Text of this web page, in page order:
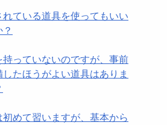
れている道具を使ってもいい
持っていないのですが、事前
したほうがよい道具はありま
初めて習いますが、基本から